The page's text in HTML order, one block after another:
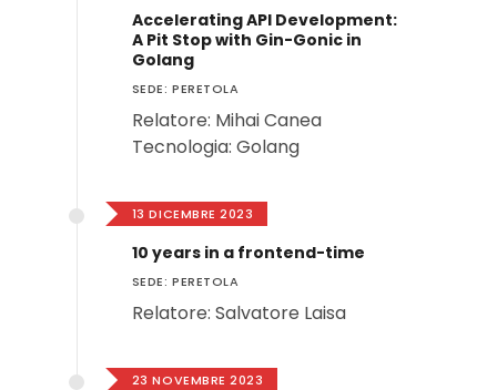
Accelerating API Development:
A Pit Stop with Gin-Gonic in
Golang
SEDE: PERETOLA
Relatore: Mihai Canea
Tecnologia: Golang
13 DICEMBRE 2023
10 years in a frontend-time
SEDE: PERETOLA
Relatore: Salvatore Laisa
23 NOVEMBRE 2023